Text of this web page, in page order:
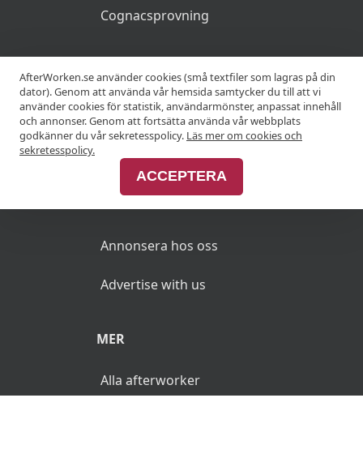
Cognacsprovning
KRÖGARE
Anslut din restaurang
Annonsera hos oss
Advertise with us
MER
Alla afterworker
AfterWorken.se använder cookies (små textfiler som lagras på din
dator). Genom att använda vår hemsida samtycker du till att vi
använder cookies för statistik, användarmönster, anpassat innehåll
och annonser. Genom att fortsätta använda vår webbplats
godkänner du vår sekretesspolicy. Läs mer om cookies och
sekretesspolicy.
ACCEPTERA